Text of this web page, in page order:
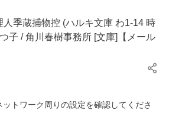
人季蔵捕物控 (ハルキ文庫 わ1-14 時
子 / 角川春樹事務所 [文庫]【メール
トワーク周りの設定を確認してくださ